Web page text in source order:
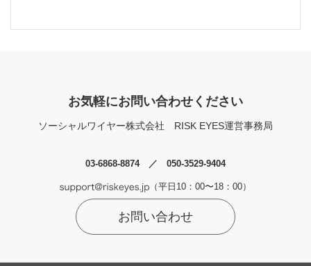
お気軽にお問い合わせください
ソーシャルワイヤー株式会社 RISK EYES運営事務局
03-6868-8874 ／ 050-3529-9404
（平日10：00〜18：00）
お問い合わせ